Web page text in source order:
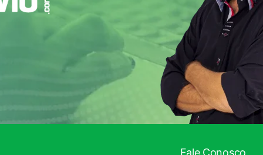
Fale Conosco